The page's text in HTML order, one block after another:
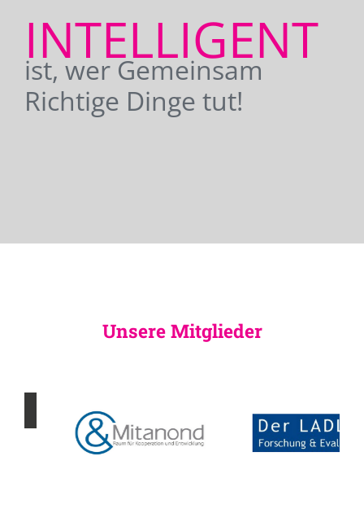
INTELLIGENT
ist, wer Gemeinsam
Richtige Dinge tut!
Unsere Mitglieder